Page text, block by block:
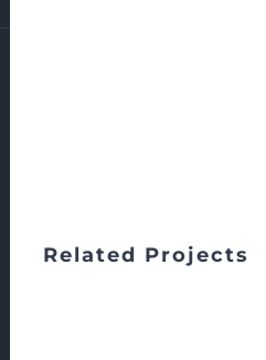
Related Projects